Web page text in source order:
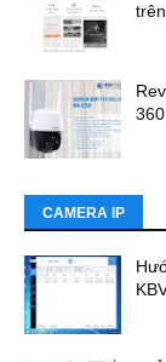
CAMERA IP